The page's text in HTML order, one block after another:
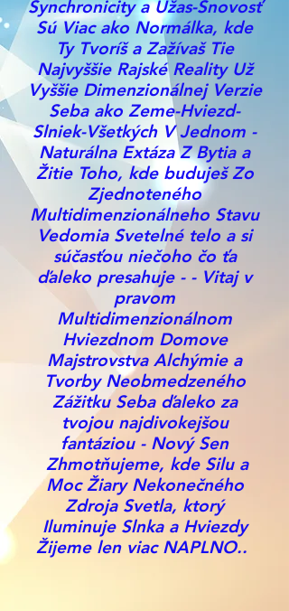
Synchronicity a Úžas-Snovosť
Sú Viac ako Normálka, kde
Ty Tvoríš a Zažívaš Tie
Najvyššie Rajské Reality Už
Vyššie Dimenzionálnej Verzie
Seba ako Zeme-Hviezd-
Slniek-Všetkých V Jednom -
Naturálna Extáza Z Bytia a
Žitie Toho, kde buduješ Zo
Zjednoteného
Multidimenzionálneho Stavu
Vedomia Svetelné telo a si
súčasťou niečoho čo ťa
ďaleko presahuje - - Vitaj v
pravom
Multidimenzionálnom
Hviezdnom Domove
Majstrovstva Alchýmie a
Tvorby Neobmedzeného
Zážitku Seba ďaleko za
tvojou najdivokejšou
fantáziou - Nový Sen
Zhmotňujeme, kde Silu a
Moc Žiary Nekonečného
Zdroja Svetla, ktorý
Iluminuje Slnka a Hviezdy
Žijeme len viac NAPLNO..